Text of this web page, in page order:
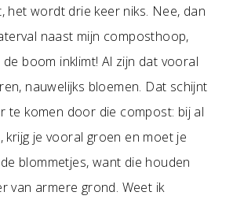
het wordt drie keer niks. Nee, dan
naast mijn composthoop,
boom inklimt! Al zijn dat vooral
nauwelijks bloemen. Dat schijnt
te komen door die compost: bij al
krijg je vooral groen en moet je
blommetjes, want die houden
van armere grond. Weet ik